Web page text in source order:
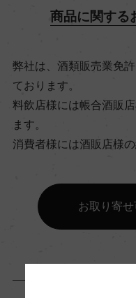
ビオ情報・認証機関
リュット・レゾネ
有機JAS認証
コンクール入賞歴
商品に関する
弊社は、酒類販売業免
ております。
料飲店様には帳合酒販
ます。
消費者様には酒販店様
お取り寄